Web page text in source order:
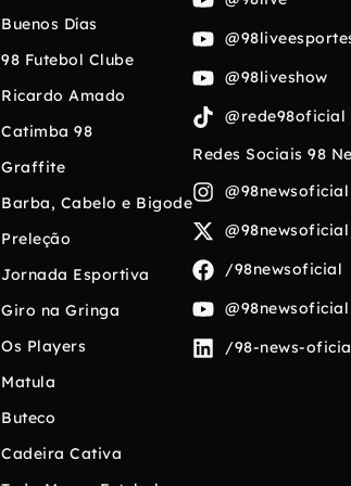
Buenos Días
98 Futebol Clube
Ricardo Amado
Catimba 98
Graffite
Barba, Cabelo e Bigode
Preleção
Jornada Esportiva
Giro na Gringa
Os Players
Matula
Buteco
Cadeira Cativa
@98liveshow
@rede98oficial
Redes Sociais 98
@98newsoficial
@98newsoficial
/98newsoficial
@98newsoficial
/98-news-